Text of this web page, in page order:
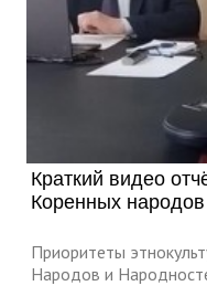
Краткий видео
Коренных
Приоритеты
Народов и